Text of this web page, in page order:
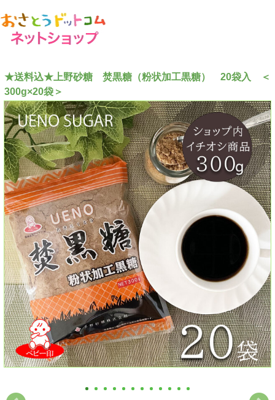
★送料込★上野砂糖 焚黒糖（粉状加工黒糖） 20袋入 ＜
300g×20袋＞